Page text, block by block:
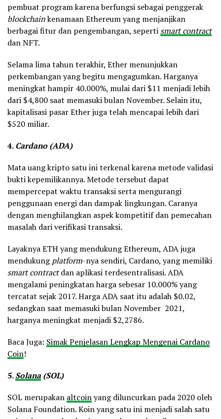
pembuat program karena berfungsi sebagai penggerak
blockchainkenamaan Ethereum yang menjanjikan
berbagai fitur dan pengembangan, seperti smart contract
dan NFT.
Selama lima tahun terakhir, Ether menunjukkan
perkembangan yang begitu mengagumkan. Harganya
meningkat hampir 40.000%, mulai dari $11 menjadi lebih
dari $4,800 saat memasuki bulan November. Selain itu,
kapitalisasi pasar Ether juga telah mencapai lebih dari
$520 miliar.
4.Cardano (ADA)
Mata uang kripto satu ini terkenal karena metode validasi
bukti kepemilikannya. Metode tersebut dapat
mempercepat waktu transaksi serta mengurangi
penggunaan energi dan dampak lingkungan. Caranya
dengan menghilangkan aspek kompetitif dan pemecahan
masalah dari verifikasi transaksi.
Layaknya ETH yang mendukung Ethereum, ADA juga
mendukungplatform-nya sendiri, Cardano, yang memiliki
smart contractdan aplikasi terdesentralisasi. ADA
mengalami peningkatan harga sebesar 10.000% yang
tercatat sejak 2017. Harga ADA saat itu adalah $0.02,
sedangkan saat memasuki bulan November 2021,
harganya meningkat menjadi $2,2786.
Baca Juga: Simak Penjelasan Lengkap Mengenai Cardano
Coin!
5.Solana (SOL)
SOL merupakan altcoinyang diluncurkan pada 2020 oleh
Solana Foundation. Koin yang satu ini menjadi salah satu